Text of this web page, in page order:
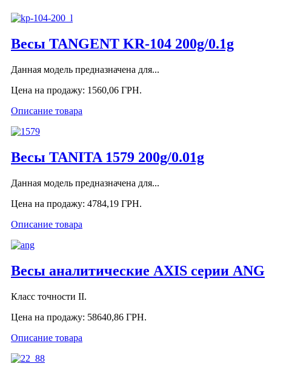
Весы TANGENT KR-104 200g/0.1g
Данная модель предназначена для...
Цена на продажу: 1560,06 ГРН.
Описание товара
Весы TANITA 1579 200g/0.01g
Данная модель предназначена для...
Цена на продажу: 4784,19 ГРН.
Описание товара
Весы аналитические AXIS серии ANG
Класс точности II.
Цена на продажу: 58640,86 ГРН.
Описание товара